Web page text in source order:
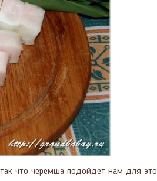
что черемша подойдет нам для